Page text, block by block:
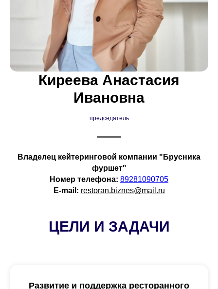
Киреева Анастасия
Ивановна
председатель
Владелец кейтеринговой компании "Брусника
фуршет"
Номер телефона: 89281090705
E-mail: restoran.biznes@mail.ru
ЦЕЛИ И ЗАДАЧИ
Развитие и поддержка ресторанного